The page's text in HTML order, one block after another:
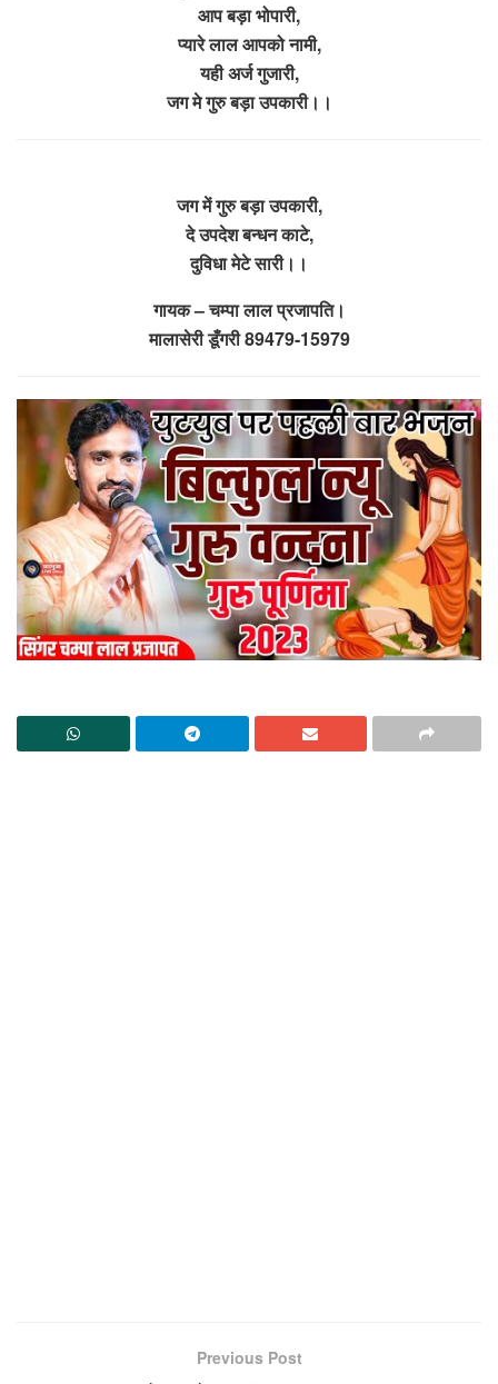
आप बड़ा भोपारी,
प्यारे लाल आपको नामी,
यही अर्ज गुजारी,
जग मे गुरु बड़ा उपकारी।।
जग में गुरु बड़ा उपकारी,
दे उपदेश बन्धन काटे,
दुविधा मेटे सारी।।
गायक – चम्पा लाल प्रजापति।
मालासेरी डूँगरी 89479-15979
Previous Post